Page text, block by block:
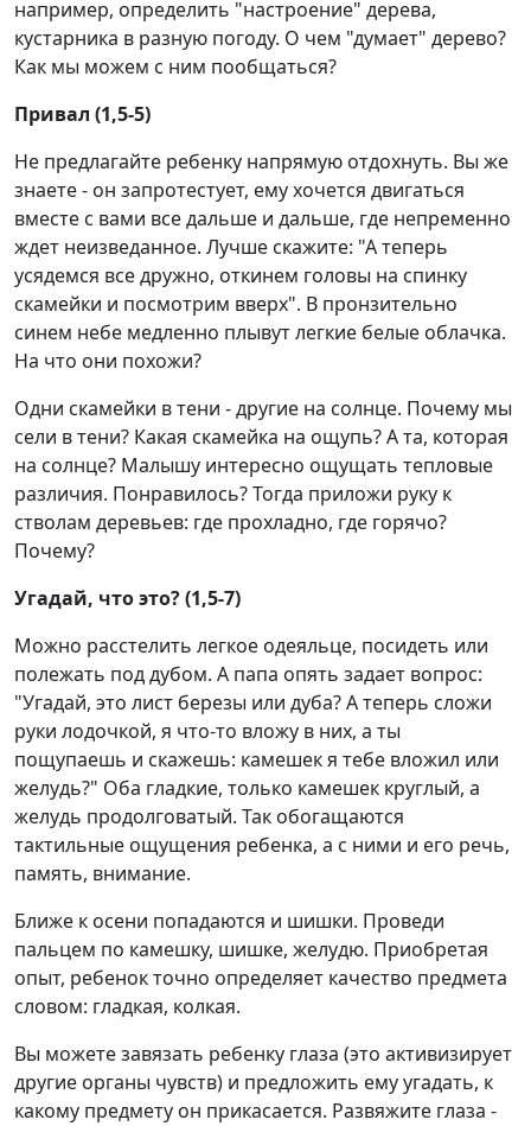
например, определить "настроение" дерева,
кустарника в разную погоду. О чем "думает" дерево?
Как мы можем с ним пообщаться?
Привал (1,5-5)
Не предлагайте ребенку напрямую отдохнуть. Вы же
знаете - он запротестует, ему хочется двигаться
вместе с вами все дальше и дальше, где непременно
ждет неизведанное. Лучше скажите: "А теперь
усядемся все дружно, откинем головы на спинку
скамейки и посмотрим вверх". В пронзительно
синем небе медленно плывут легкие белые облачка.
На что они похожи?
Одни скамейки в тени - другие на солнце. Почему мы
сели в тени? Какая скамейка на ощупь? А та, которая
на солнце? Малышу интересно ощущать тепловые
различия. Понравилось? Тогда приложи руку к
стволам деревьев: где прохладно, где горячо?
Почему?
Угадай, что это? (1,5-7)
Можно расстелить легкое одеяльце, посидеть или
полежать под дубом. А папа опять задает вопрос:
"Угадай, это лист березы или дуба? А теперь сложи
руки лодочкой, я что-то вложу в них, а ты
пощупаешь и скажешь: камешек я тебе вложил или
желудь?" Оба гладкие, только камешек круглый, а
желудь продолговатый. Так обогащаются
тактильные ощущения ребенка, а с ними и его речь,
память, внимание.
Ближе к осени попадаются и шишки. Проведи
пальцем по камешку, шишке, желудю. Приобретая
опыт, ребенок точно определяет качество предмета
словом: гладкая, колкая.
Вы можете завязать ребенку глаза (это активизирует
другие органы чувств) и предложить ему угадать, к
какому предмету он прикасается. Развяжите глаза -